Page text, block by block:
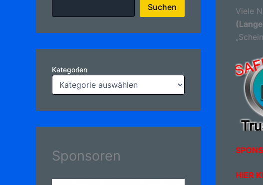
Suchen
Kategorien
Sponsoren
Viele
HIER